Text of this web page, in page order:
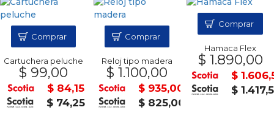
Cartuchera peluche
$ 99,00
$ 84,15
$ 74,25
Comprar
Reloj tipo madera
$ 1.100,00
$ 935,00
$ 825,00
Comprar
Hamaca Flex
$ 1.890,00
$
$
Comprar